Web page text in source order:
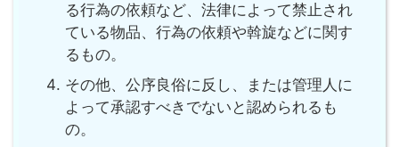
る行為の依頼など、法律によって禁止され
ている物品、行為の依頼や斡旋などに関す
るもの。
その他、公序良俗に反し、または管理人に
よって承認すべきでないと認められるも
の。